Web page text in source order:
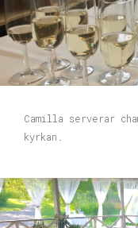
Camilla serverar
kyrkan.